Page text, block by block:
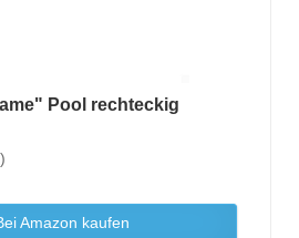
Pool rechteckig
Amazon kaufen